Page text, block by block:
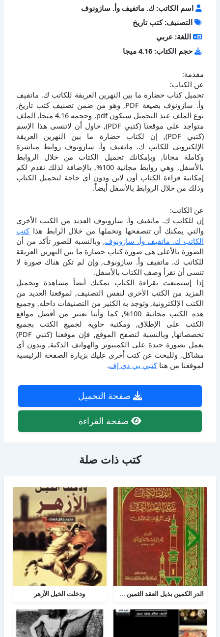
اسم الكاتب: ك. ماتفيف وأ. سازونوف
التصنيف: كتب تاريخ
اللغة: عربي
حجم الكتاب: 4.16 ميجا
مقدمة:
عن الكتاب:
تحميل كتاب حضارة ما بين النهرين العريقة للكاتب ك. ماتفيف
وأ. سازونوف بصيغة PDF, وهو من ضمن تصنيف كتب تاريخ,
نوع الملف عند التحميل سيكون pdf, وحجمه 4.16 ميجا, الملف
متواجد على موقعنا (كتبي PDF), حاول أن لاتنسى هذا الإسم
(كتبي PDF), إن لكتاب حضارة ما بين النهرين العريقة
الإلكتروني للكاتب ك. ماتفيف وأ. سازونوف روابط مباشرة
وكاملة مجانا, وبإمكانك تحميل الكتاب من خلال الروابط
بالأسفل, وهي روابط مجانية 100%, بالإضافة لذلك نقدم لكم
إمكانية قراءة الكتاب أون لاين ودون أي حاجة لتحميل الكتاب
وذلك من خلال الروابط بالأسفل أيضاً.
عن الكاتب:
إن للكاتب ك. ماتفيف وأ. سازونوف العديد من الكتب الأخرى
والتي يمكنك أن تتصفحها وتحملها من خلال الرابط هذاكتب
الكاتب ك. ماتفيف وأ. سازونوف, وبالنسبة للصور تأكد من أن
الصورة بالأعلى هي صورة كتاب حضارة ما بين النهرين العريقة
للكاتب ك. ماتفيف وأ. سازونوف, وإن لم تكن هناك صورة لا
تنسى أن تقرأ وصف الكتاب بالأسفل.
إذا إستمتعت بقراءة الكتاب يمكنك أيضاً مشاهدة وتحميل
المزيد من الكتب الأخرى لنفس التصنيف, لموقعنا العديد من
الكتب الإلكترونية, وتوجد به الكثير من التصنيفات داخله, وجميع
هذه الكتب مجانية 100%, كما وأننا نعتبر من أفضل مواقع
الكتب على الإطلاق, ومكتبة حاوية لجميع الكتب بجميع
تخصصاتها, وبالنسبة لتصفح الموقع, فإن موقعنا (كتبي PDF)
يعمل بصورة جيدة على الكمبيوتر والهواتف الذكية, وبدون أي
مشاكل, وللبحث عن كتب أخرى عليك بزيارة الصفحة الرئيسية
لموقعنا من هناكتبي بي دي إف.
صفحة التحميل
صفحة القراءة
كتب ذات صلة
الدر الكمين بذيل العقد الثمين في تاريخ البلد الأمين ودخلت الخيل الأزهر